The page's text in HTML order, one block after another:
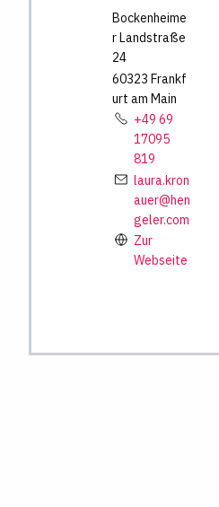
Bockenheime
r Landstraße
24
60323 Frankf
urt am Main
+49 69
17095
819
laura.kron
auer@hen
geler.com
Zur
Webseite